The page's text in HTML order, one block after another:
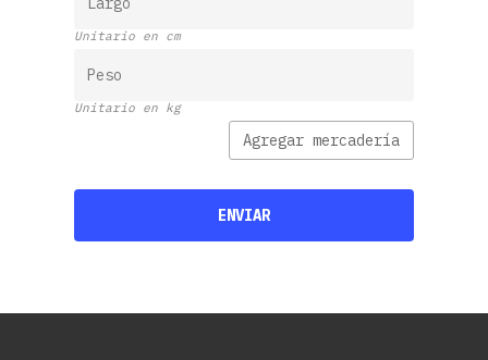
Unitario en cm
Unitario en kg
Agregar mercadería